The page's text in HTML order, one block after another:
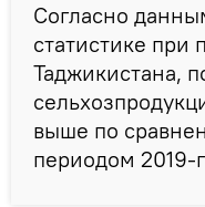
Согласно
статистике при
Таджикистана,
выше по
периодом 2019-